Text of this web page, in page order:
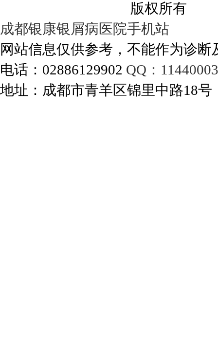
版权所有
成都银康银屑病医院手机站
网站信息仅供参考，不能作为诊
电话：02886129902 QQ：
地址：成都市青羊区锦里中路18